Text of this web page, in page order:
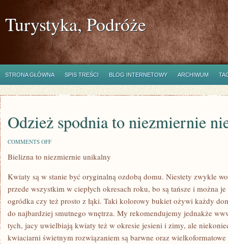
Turystyka, Podróże
STRONA GŁÓWNA SPIS TREŚCI BLOG INTERNETOWY ARCHIWUM
Odzież spodnia to niezmiernie
COMMENTS OFFON
SPODNIA
NIESAMOWITY
Bielizna to niezmiernie unikalny
Kwiaty są w stanie być oryginalną ozdobą domu. Niestety zwykle
przede wszystkim w ciepłych okresach roku, bo są tańsze i można
ogródka czy też prosto z łąki. Taki kolorowy bukiet ożywi każdy
do najbardziej smutnego wnętrza. My rekomendujemy jednakże
tych, jacy uwielbiają kwiaty też w okresie jesieni i zimy, ale
kwiaciarni świetnym rozwiązaniem są barwne oraz